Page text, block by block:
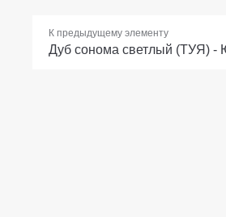
К предыдущему элементу
Дуб сонома светлый (ТУЯ) -